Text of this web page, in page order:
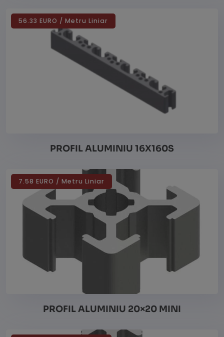
56.33 EURO / Metru Liniar
Vezi detalii
PROFIL ALUMINIU 16X160S
7.58 EURO / Metru Liniar
PROFIL ALUMINIU 20×20 MINI